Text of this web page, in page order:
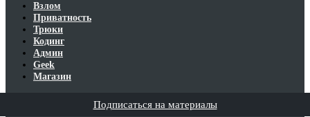
Взлом
Приватность
Трюки
Кодинг
Админ
Geek
Магазин
Подписаться на материалы